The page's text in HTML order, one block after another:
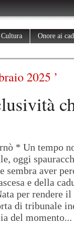
Cultura Onore ai
2025 ’
* Un tempo
oggi
sembra aver
e della
per rendere
di tribunale
del momento...